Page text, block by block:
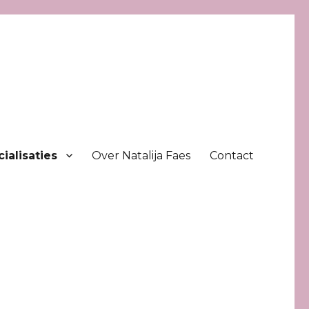
Over Natalija Faes Contact